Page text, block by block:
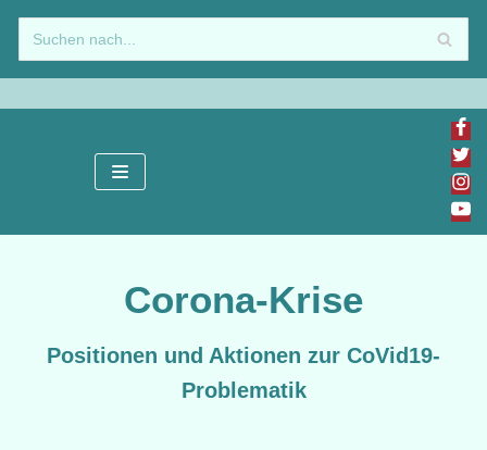
Zum
Inhalt
springen
Corona-Krise
Positionen und Aktionen zur CoVid19-
Problematik